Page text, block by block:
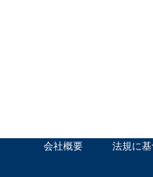
会社概要 法規に